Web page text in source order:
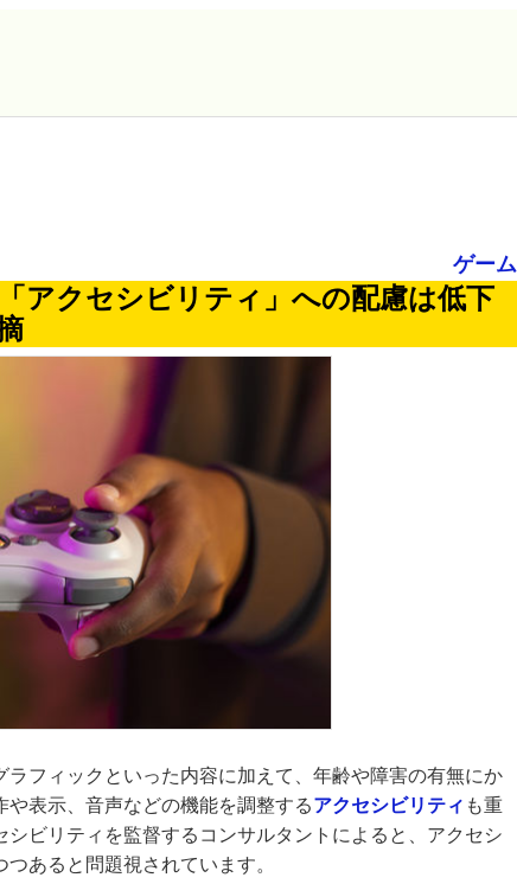
ゲーム
アクセシビリティ」への配慮は低下
フィックといった内容に加えて、年齢や障害の有無にか
表示、音声などの機能を調整するアクセシビリティ も重
ビリティを監督するコンサルタントによると、アクセシ
あると問題視されています。